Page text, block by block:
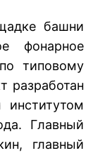
башни
фонарное
типовому
разработан
институтом
Главный
главный